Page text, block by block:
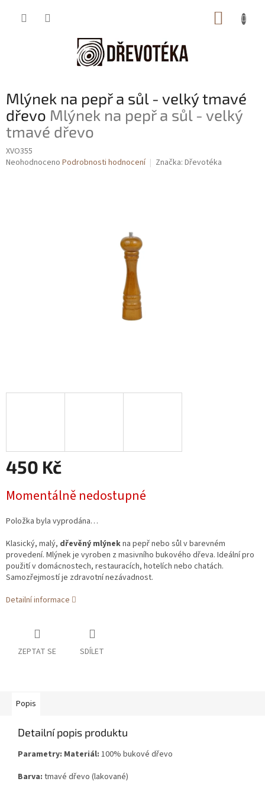
Mlýnek na pepř a sůl - velký tmavé
dřevo Mlýnek na pepř a sůl - velký
tmavé dřevo
XVO355
Průměrné
Neohodnoceno Podrobnosti hodnocení Značka: Dřevotéka
450 Kč
cena:
Momentálně nedostupné
Položka byla vyprodána…
Klasický, malý, dřevěný mlýnekna pepř nebo sůl v barevném
provedení. Mlýnek je vyroben z masivního bukového dřeva. Ideální pro
použití v domácnostech, restauracích, hotelích nebo chatách.
Samozřejmostí je zdravotní nezávadnost.
Detailní informace
ZEPTAT SE SDÍLET
Popis
Detailní popis produktu
Parametry: Materiál: 100% bukové dřevo
Barva: tmavé dřevo (lakované)